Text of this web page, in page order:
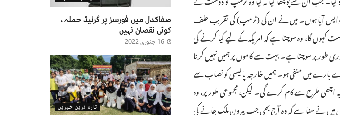
واپس آیا ہوں۔ میں نے ان کی (ٹرمپ) کی تقریب حلف
کہوں گا، وہ سوچتا ہے کہ امریکہ کے لیے کیا کرنے کی
ہے اور وہ غیر ضروری طور پر سوچتا ہے۔ بہت سے کاموں پر ہمیں نہیں کرنا
بارے میں منفی ہو۔ ہمیں خارجہ پالیسی کو نصاب سے
یہ اچھی طرح سے کام کرے گی۔ لیکن، مجموعی طور پر، وہ
میں نے سنا ہے کہ وہ آج بھی جب بیرون ملک جانے کی
صفاکدل میں فورسز پر گرنیڈ حملہ ،
کوئی نقصان نہیں
16 جنوری 2022
تازہ ترین خبریں